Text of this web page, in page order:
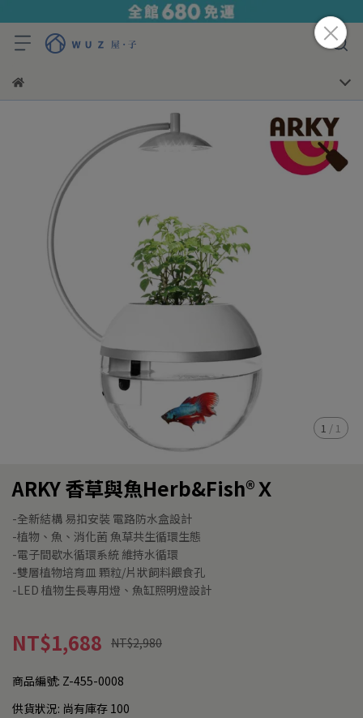
1 / 1
ARKY 香草與魚Herb&Fish®Ｘ
-全新結構 易扣安裝 電路防水盒設計
-植物、魚、消化菌 魚草共生循環生態
-電子間歇水循環系統 維持水循環
-雙層植物培育皿 顆粒/片狀飼料餵食孔
-LED 植物生長專用燈、魚缸照明燈設計
NT$1,688 NT$2,980
商品編號: Z-455-0008
供貨狀況: 尚有庫存 100